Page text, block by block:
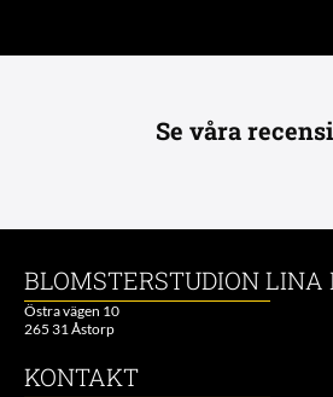
Se våra
BLOMSTERSTUDION
Östra vägen 10
265 31 Åstorp
KONTAKT